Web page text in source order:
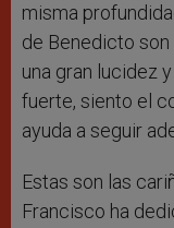
misma
de Benedicto son
una gran lucidez
fuerte, siento el
ayuda a seguir
Estas son las
Francisco ha